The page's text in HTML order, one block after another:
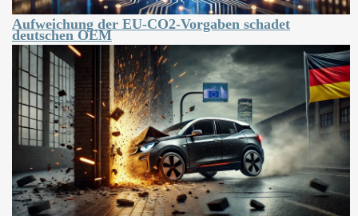
Aufweichung der EU-CO2-Vorgaben schadet
deutschen OEM